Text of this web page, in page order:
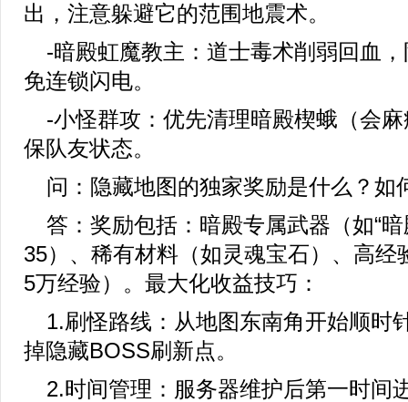
出，注意躲避它的范围地震术。
-暗殿虹魔教主：道士毒术削弱回血
免连锁闪电。
-小怪群攻：优先清理暗殿楔蛾（会
保队友状态。
问：隐藏地图的独家奖励是什么？如
答：奖励包括：暗殿专属武器（如“暗
35）、稀有材料（如灵魂宝石）、高经
5万经验）。最大化收益技巧：
1.刷怪路线：从地图东南角开始顺时
掉隐藏BOSS刷新点。
2.时间管理：服务器维护后第一时间